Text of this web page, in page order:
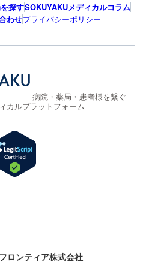
探すSOKUYAKUメディカルコラム
わせプライバシーポリシー
病院・薬局・患者様を繋ぐ
カルプラットフォーム
ロンティア株式会社